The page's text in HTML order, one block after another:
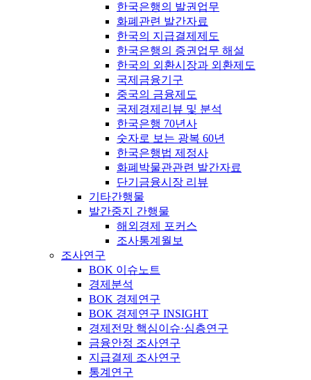
한국은행의 발권업무
화폐관련 발간자료
한국의 지급결제제도
한국은행의 증권업무 해설
한국의 외환시장과 외환제도
국제금융기구
중국의 금융제도
국제경제리뷰 및 분석
한국은행 70년사
숫자로 보는 광복 60년
한국은행법 제정사
화폐박물관관련 발간자료
단기금융시장 리뷰
기타간행물
발간중지 간행물
해외경제 포커스
조사통계월보
조사연구
BOK 이슈노트
경제분석
BOK 경제연구
BOK 경제연구 INSIGHT
경제전망 핵심이슈·심층연구
금융안정 조사연구
지급결제 조사연구
통계연구